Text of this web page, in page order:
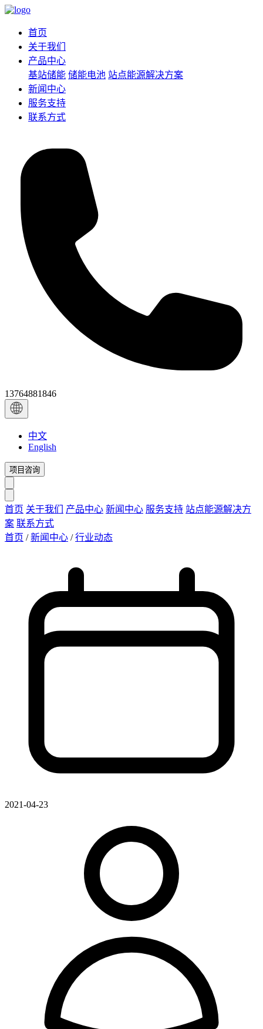
首页
关于我们
产品中心
基站储能 储能电池 站点能源解决方案
新闻中心
服务支持
联系方式
13764881846
中文
English
项目咨询
首页 关于我们 产品中心 新闻中心 服务支持 站点能源解决方
案 联系方式
首页 / 新闻中心 / 行业动态
2021-04-23